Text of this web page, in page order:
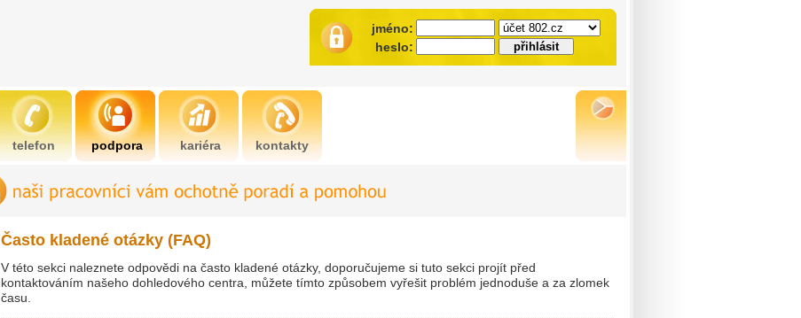
jméno:
heslo:
telefon podpora kariéra kontakty
Často kladené otázky (FAQ)
V této sekci naleznete odpovědi na často kladené otázky, doporučujeme si tuto sekci projít před
kontaktováním našeho dohledového centra, můžete tímto způsobem vyřešit problém jednoduše a za zlomek
času.